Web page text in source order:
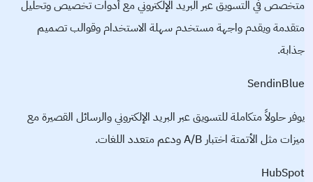
متخصص في التسويق عبر البريد الإلكتروني مع أدوات تخصيص وتحليل
متقدمة ويقدم واجهة مستخدم سهلة الاستخدام وقوالب تصميم
جذابة.
SendinBlue
يوفر حلولاً متكاملة للتسويق عبر البريد الإلكتروني والرسائل القصيرة مع
ميزات مثل الأتمتة اختبار A/B ودعم متعدد اللغات.
HubSpot